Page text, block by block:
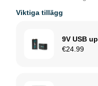
€29.99.
Viktiga tillägg
9V USB
€24.99